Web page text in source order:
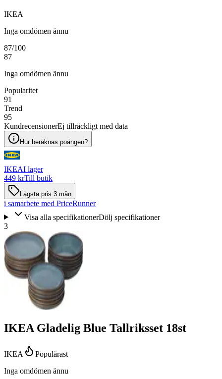
IKEA
Inga omdömen ännu
87/100
87
Inga omdömen ännu
Popularitet
91
Trend
95
KundrecensionerEj tillräckligt med data
Hur beräknas poängen?
IKEAI lager
449 krTill butik
Lägsta pris 3 mån
i samarbete med PriceRunner
Visa alla specifikationerDölj specifikationer
3
IKEA Gladelig Blue Tallriksset 18st
IKEA
Populärast
Inga omdömen ännu